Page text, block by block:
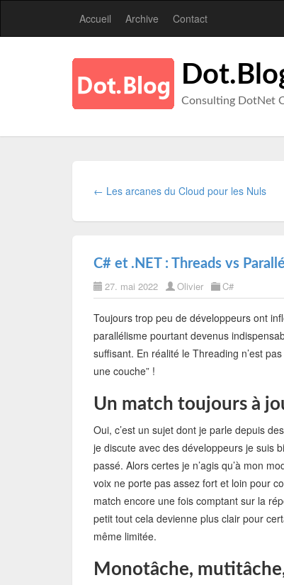
Accueil Archive Contact
Consulting DotNet
← Les arcanes du Cloud pour les Nuls
C# et .NET : Threads vs
27. mai 2022 Olivier C#
Toujours trop peu de développeurs ont
parallélisme pourtant devenus
suffisant. En réalité le Threading n’est
une couche” !
Un match toujours à
Oui, c’est un sujet dont je parle depuis
je discute avec des développeurs je suis
passé. Alors certes je n’agis qu’à mon
voix ne porte pas assez fort et loin pour
match encore une fois comptant sur la
petit tout cela devienne plus clair pour
même limitée.
Monotâche,